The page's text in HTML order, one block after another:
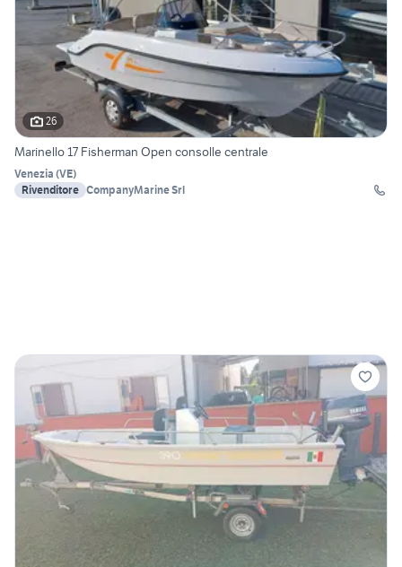
26
Marinello 17 Fisherman Open consolle centrale
Venezia (VE)
Rivenditore CompanyMarine Srl